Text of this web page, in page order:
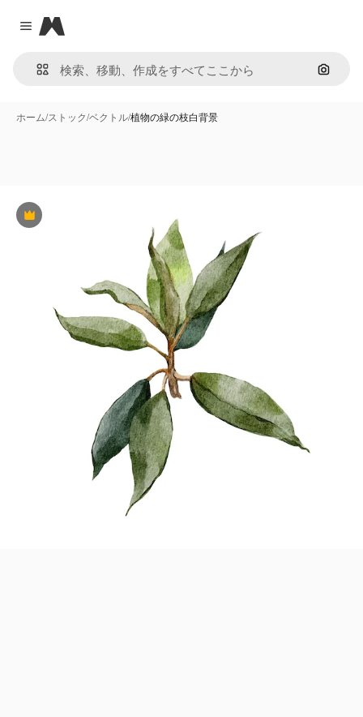
Close menu
Magnific
画像で
ホーム/ストック/ベクトル/植物の緑の枝白背景
Premium